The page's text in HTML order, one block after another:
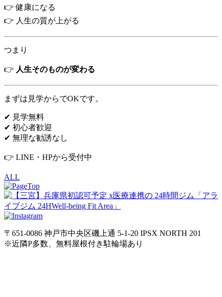
👉 健康になる
👉 人生の質が上がる
つまり
👉 人生そのものが変わる
まずは見学からでOKです。
✔ 見学無料
✔ 初心者歓迎
✔ 無理な勧誘なし
👉 LINE・HPから受付中
ALL
〒651-0086 神戸市中央区磯上通 5-1-20 IPSX NORTH 201
※近隣P多数、無料屋根付き駐輪場あり